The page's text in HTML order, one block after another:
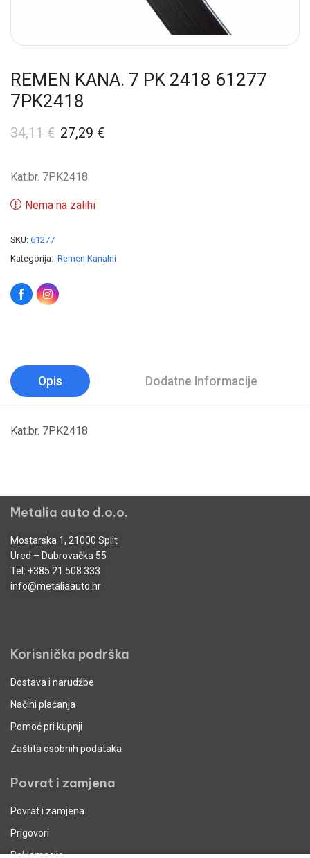
REMEN KANA. 7 PK 2418 61277
7PK2418
34,11€ 27,29 €
Kat.br. 7PK2418
Nema na zalihi
SKU: 61277
Kategorija: Remen Kanalni
Opis Dodatne Informacije
Kat.br. 7PK2418
Metalia auto d.o.o.
Mostarska 1, 21000 Split
Ured – Dubrovačka 55
Tel: +385 21 508 333
info@metaliaauto.hr
Korisnička podrška
Dostava i narudžbe
Načini plaćanja
Pomoć pri kupnji
Zaštita osobnih podataka
Povrat i zamjena
Povrat i zamjena
Prigovori
Reklamacije